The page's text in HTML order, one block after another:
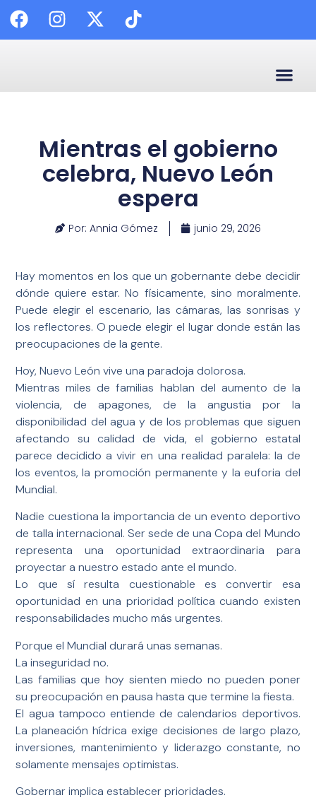
Mientras el gobierno
celebra, Nuevo León
espera
Por: Annia Gómez junio 29, 2026
Hay momentos en los que un gobernante debe decidir
dónde quiere estar. No físicamente, sino moralmente.
Puede elegir el escenario, las cámaras, las sonrisas y
los reflectores. O puede elegir el lugar donde están las
preocupaciones de la gente.
Hoy, Nuevo León vive una paradoja dolorosa.
Mientras miles de familias hablan del aumento de la
violencia, de apagones, de la angustia por la
disponibilidad del agua y de los problemas que siguen
afectando su calidad de vida, el gobierno estatal
parece decidido a vivir en una realidad paralela: la de
los eventos, la promoción permanente y la euforia del
Mundial.
Nadie cuestiona la importancia de un evento deportivo
de talla internacional. Ser sede de una Copa del Mundo
representa una oportunidad extraordinaria para
proyectar a nuestro estado ante el mundo.
Lo que sí resulta cuestionable es convertir esa
oportunidad en una prioridad política cuando existen
responsabilidades mucho más urgentes.
Porque el Mundial durará unas semanas.
La inseguridad no.
Las familias que hoy sienten miedo no pueden poner
su preocupación en pausa hasta que termine la fiesta.
El agua tampoco entiende de calendarios deportivos.
La planeación hídrica exige decisiones de largo plazo,
inversiones, mantenimiento y liderazgo constante, no
solamente mensajes optimistas.
Gobernar implica establecer prioridades.